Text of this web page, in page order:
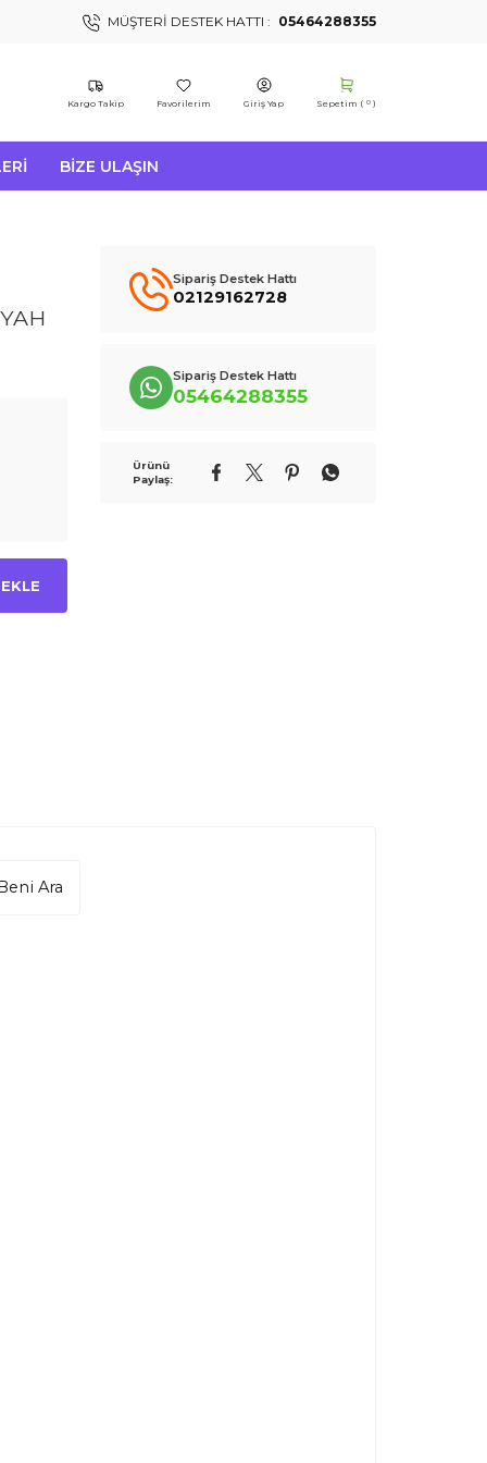
MÜŞTERI DESTEK HATTI : 05464288355
Kargo Takip Favorilerim Giriş Yap Sepetim ( 0 )
BIZE ULAŞIN
Sipariş Destek Hattı
02129162728
Sipariş Destek Hattı
05464288355
Ürünü
Paylaş:
Ara